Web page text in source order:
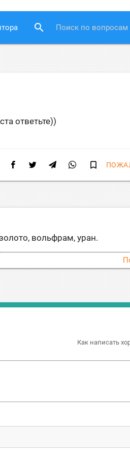
search
ответьте))
bookmark_border
вольфрам, уран.
Как написать